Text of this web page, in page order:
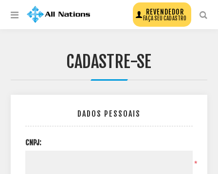
REVENDEDOR
FAÇA SEU CADASTRO
CADASTRE-SE
DADOS PESSOAIS
CNPJ:
*